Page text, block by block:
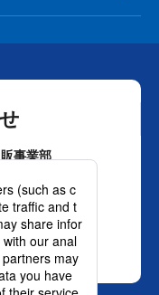
事業部
～18時
ださい。